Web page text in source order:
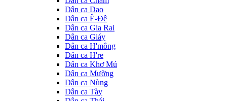
Dân ca Dao
Dân ca Ê-Đê
Dân ca Gia Rai
Dân ca Giáy
Dân ca H'mông
Dân ca H're
Dân ca Khơ Mú
Dân ca Mường
Dân ca Nùng
Dân ca Tày